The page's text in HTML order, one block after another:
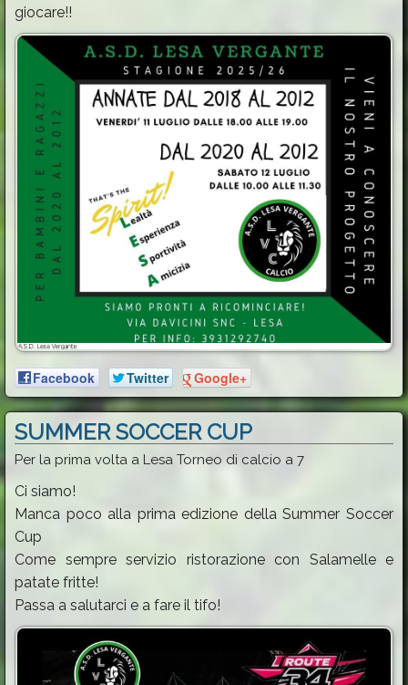
giocare!!
Facebook Twitter Google+
SUMMER SOCCER CUP
Per la prima volta a Lesa Torneo di calcio a 7
Ci siamo!
Manca poco alla prima edizione della Summer Soccer
Cup
Come sempre servizio ristorazione con Salamelle e
patate fritte!
Passa a salutarci e a fare il tifo!